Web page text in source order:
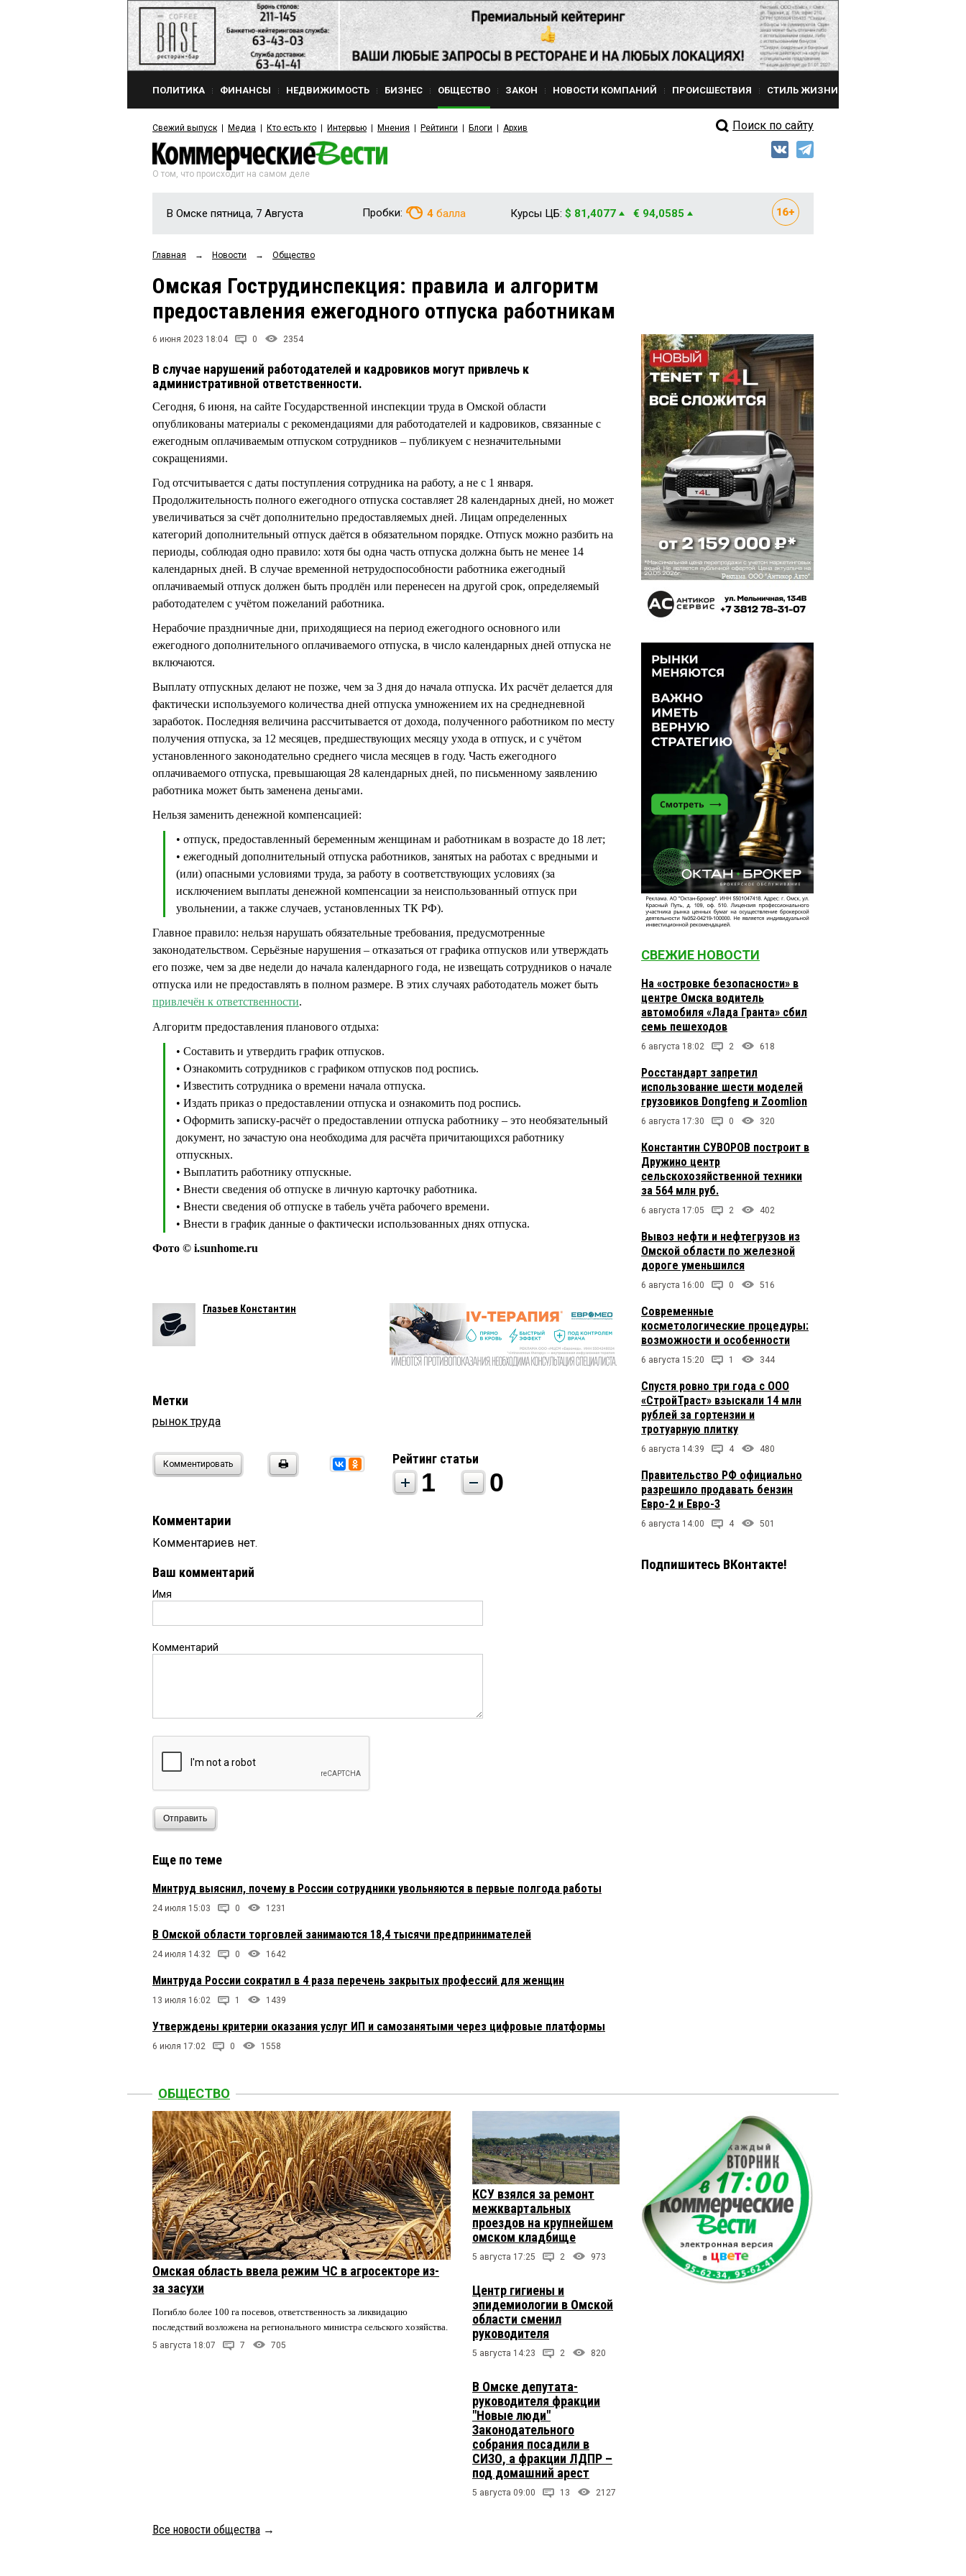
ПОЛИТИКА ФИНАНСЫ НЕДВИЖИМОСТЬ БИЗНЕС ОБЩЕСТВО ЗАКОН НОВОСТИ КОМПАНИЙ ПРОИСШЕСТВИЯ СТИЛЬ ЖИЗНИ
Свежий выпуск Медиа Кто есть кто Интервью Мнения Рейтинги Блоги Архив Поиск по сайту
О том, что происходит на самом деле
В Омске пятница, 7 Августа Пробки: 4 балла Курсы ЦБ: $ 81,4077 € 94,0585
Главная → Новости → Общество
Омская Гострудинспекция: правила и алгоритм
предоставления ежегодного отпуска работникам
6 июня 2023 18:04 0 2354
В случае нарушений работодателей и кадровиков могут привлечь к
административной ответственности.
Сегодня, 6 июня, на сайте Государственной инспекции труда в Омской области
опубликованы материалы с рекомендациями для работодателей и кадровиков, связанные с
ежегодным оплачиваемым отпуском сотрудников – публикуем с незначительными
сокращениями.
Год отсчитывается с даты поступления сотрудника на работу, а не с 1 января.
Продолжительность полного ежегодного отпуска составляет 28 календарных дней, но может
увеличиваться за счёт дополнительно предоставляемых дней. Лицам определенных
категорий дополнительный отпуск даётся в обязательном порядке. Отпуск можно разбить на
периоды, соблюдая одно правило: хотя бы одна часть отпуска должна быть не менее 14
календарных дней. В случае временной нетрудоспособности работника ежегодный
оплачиваемый отпуск должен быть продлён или перенесен на другой срок, определяемый
работодателем с учётом пожеланий работника.
Нерабочие праздничные дни, приходящиеся на период ежегодного основного или
ежегодного дополнительного оплачиваемого отпуска, в число календарных дней отпуска не
включаются.
Выплату отпускных делают не позже, чем за 3 дня до начала отпуска. Их расчёт делается для
фактически используемого количества дней отпуска умножением их на среднедневной
заработок. Последняя величина рассчитывается от дохода, полученного работником по месту
получения отпуска, за 12 месяцев, предшествующих месяцу ухода в отпуск, и с учётом
установленного законодательно среднего числа месяцев в году. Часть ежегодного
оплачиваемого отпуска, превышающая 28 календарных дней, по письменному заявлению
работника может быть заменена деньгами.
Нельзя заменить денежной компенсацией:
• отпуск, предоставленный беременным женщинам и работникам в возрасте до 18 лет;
• ежегодный дополнительный отпуска работников, занятых на работах с вредными и
(или) опасными условиями труда, за работу в соответствующих условиях (за
исключением выплаты денежной компенсации за неиспользованный отпуск при
увольнении, а также случаев, установленных ТК РФ).
Главное правило: нельзя нарушать обязательные требования, предусмотренные
законодательством. Серьёзные нарушения – отказаться от графика отпусков или утверждать
его позже, чем за две недели до начала календарного года, не извещать сотрудников о начале
отпуска или не предоставлять в полном размере. В этих случаях работодатель может быть
привлечён к ответственности.
Алгоритм предоставления планового отдыха:
• Составить и утвердить график отпусков.
• Ознакомить сотрудников с графиком отпусков под роспись.
• Известить сотрудника о времени начала отпуска.
• Издать приказ о предоставлении отпуска и ознакомить под роспись.
• Оформить записку-расчёт о предоставлении отпуска работнику – это необязательный
документ, но зачастую она необходима для расчёта причитающихся работнику
отпускных.
• Выплатить работнику отпускные.
• Внести сведения об отпуске в личную карточку работника.
• Внести сведения об отпуске в табель учёта рабочего времени.
• Внести в график данные о фактически использованных днях отпуска.
Фото © i.sunhome.ru
Глазьев Константин
Метки
рынок труда
Комментировать Рейтинг статьи
1 0
Комментарии
Комментариев нет.
Ваш комментарий
Имя
Комментарий
Отправить
Еще по теме
Минтруд выяснил, почему в России сотрудники увольняются в первые полгода работы
24 июля 15:03 0 1231
В Омской области торговлей занимаются 18,4 тысячи предпринимателей
24 июля 14:32 0 1642
Минтруда России сократил в 4 раза перечень закрытых профессий для женщин
13 июля 16:02 1 1439
Утверждены критерии оказания услуг ИП и самозанятыми через цифровые платформы
6 июля 17:02 0 1558
СВЕЖИЕ НОВОСТИ
На «островке безопасности» в
центре Омска водитель
автомобиля «Лада Гранта» сбил
семь пешеходов
6 августа 18:02 2 618
Росстандарт запретил
использование шести моделей
грузовиков Dongfeng и Zoomlion
6 августа 17:30 0 320
Константин СУВОРОВ построит в
Дружино центр
сельскохозяйственной техники
за 564 млн руб.
6 августа 17:05 2 402
Вывоз нефти и нефтегрузов из
Омской области по железной
дороге уменьшился
6 августа 16:00 0 516
Современные
косметологические процедуры:
возможности и особенности
6 августа 15:20 1 344
Спустя ровно три года с ООО
«СтройТраст» взыскали 14 млн
рублей за гортензии и
тротуарную плитку
6 августа 14:39 4 480
Правительство РФ официально
разрешило продавать бензин
Евро-2 и Евро-3
6 августа 14:00 4 501
Подпишитесь ВКонтакте!
ОБЩЕСТВО
Омская область ввела режим ЧС в агросекторе из-
за засухи
Погибло более 100 га посевов, ответственность за ликвидацию
последствий возложена на регионального министра сельского хозяйства.
5 августа 18:07 7 705
КСУ взялся за ремонт
межквартальных
проездов на крупнейшем
омском кладбище
5 августа 17:25 2 973
Центр гигиены и
эпидемиологии в Омской
области сменил
руководителя
5 августа 14:23 2 820
В Омске депутата-
руководителя фракции
"Новые люди"
Законодательного
собрания посадили в
СИЗО, а фракции ЛДПР –
под домашний арест
5 августа 09:00 13 2127
Все новости общества →